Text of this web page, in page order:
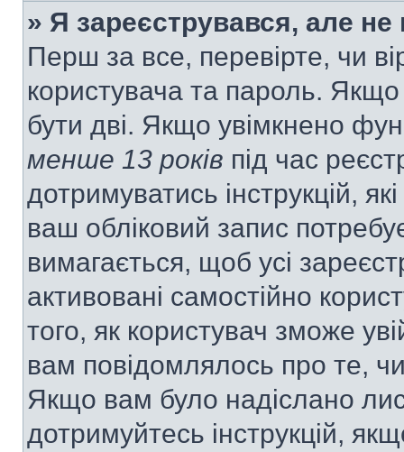
» Я зареєструвався, але
Перш за все, перевірте, чи
користувача та пароль.
бути дві. Якщо увімкнено
менше 13 років під час
дотримуватись інструкцій,
ваш обліковий запис
вимагається, щоб усі
активовані самостійно
того, як користувач зможе
вам повідомлялось про те,
Якщо вам було надіслано
дотримуйтесь інструкцій,